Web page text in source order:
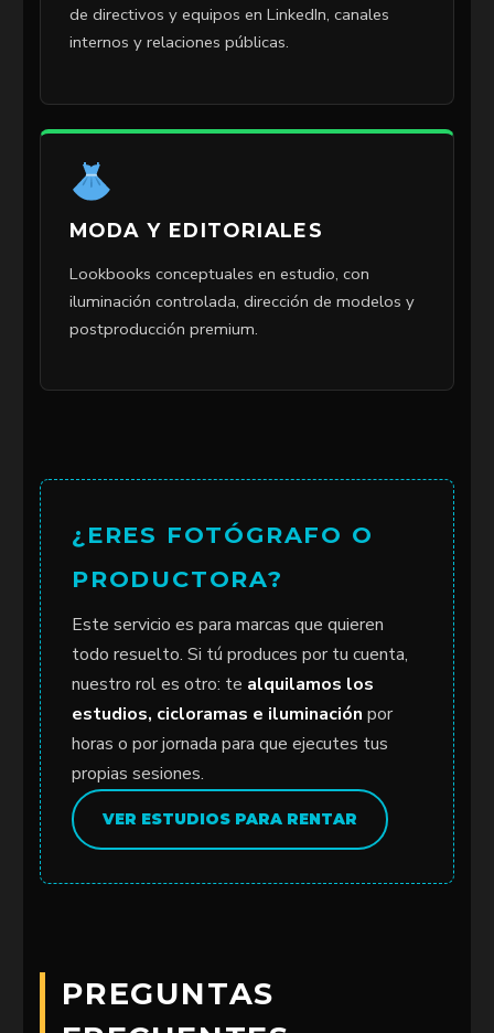
de directivos y equipos en LinkedIn, canales
internos y relaciones públicas.
MODA Y EDITORIALES
Lookbooks conceptuales en estudio, con
iluminación controlada, dirección de modelos y
postproducción premium.
¿ERES FOTÓGRAFO O
PRODUCTORA?
Este servicio es para marcas que quieren
todo resuelto. Si tú produces por tu cuenta,
nuestro rol es otro: te alquilamos los
estudios, cicloramas e iluminación por
horas o por jornada para que ejecutes tus
propias sesiones.
VER ESTUDIOS PARA RENTAR
PREGUNTAS